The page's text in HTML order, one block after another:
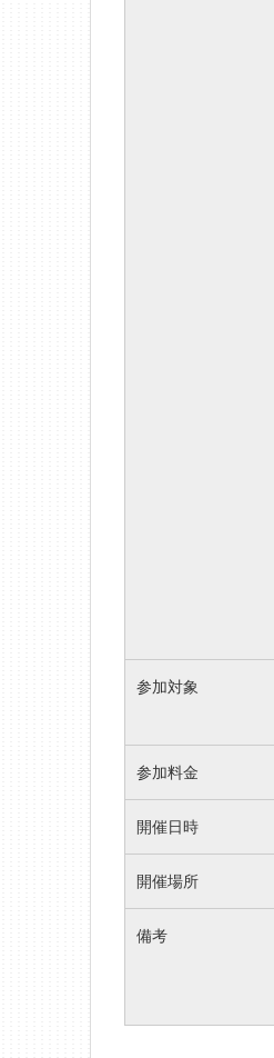
参加対象
参加料金
開催日時
開催場所
備考